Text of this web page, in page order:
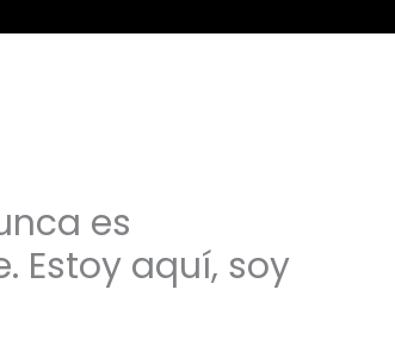
es
Estoy aquí, soy